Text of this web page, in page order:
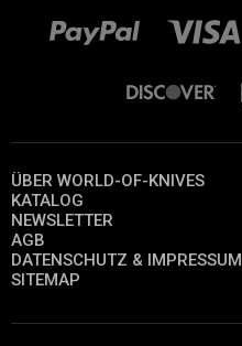
ÜBER WORLD-OF-KNIVES
KATALOG
NEWSLETTER
AGB
DATENSCHUTZ & IMPRESSUM
SITEMAP